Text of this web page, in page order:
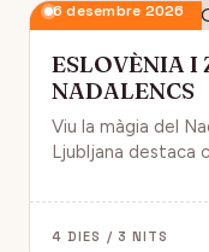
6 desembre 2026
ESLOVÈNIA I
NADALENCS
Viu la màgia del
Ljubljana destaca
destinacions
4 DIES / 3 NITS